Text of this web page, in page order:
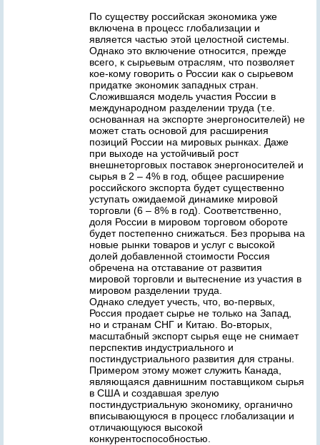
По существу российская экономика уже
включена в процесс глобализации и
является частью этой целостной системы.
Однако это включение относится, прежде
всего, к сырьевым отраслям, что позволяет
кое-кому говорить о России как о сырьевом
придатке экономик западных стран.
Сложившаяся модель участия России в
международном разделении труда (т.е.
основанная на экспорте энергоносителей) не
может стать основой для расширения
позиций России на мировых рынках. Даже
при выходе на устойчивый рост
внешнеторговых поставок энергоносителей и
сырья в 2 – 4% в год, общее расширение
российского экспорта будет существенно
уступать ожидаемой динамике мировой
торговли (6 – 8% в год). Соответственно,
доля России в мировом торговом обороте
будет постепенно снижаться. Без прорыва на
новые рынки товаров и услуг с высокой
долей добавленной стоимости Россия
обречена на отставание от развития
мировой торговли и вытеснение из участия в
мировом разделении труда.
Однако следует учесть, что, во-первых,
Россия продает сырье не только на Запад,
но и странам СНГ и Китаю. Во-вторых,
масштабный экспорт сырья еще не снимает
перспектив индустриального и
постиндустриального развития для страны.
Примером этому может служить Канада,
являющаяся давнишним поставщиком сырья
в США и создавшая зрелую
постиндустриальную экономику, органично
вписывающуюся в процесс глобализации и
отличающуюся высокой
конкурентоспособностью.